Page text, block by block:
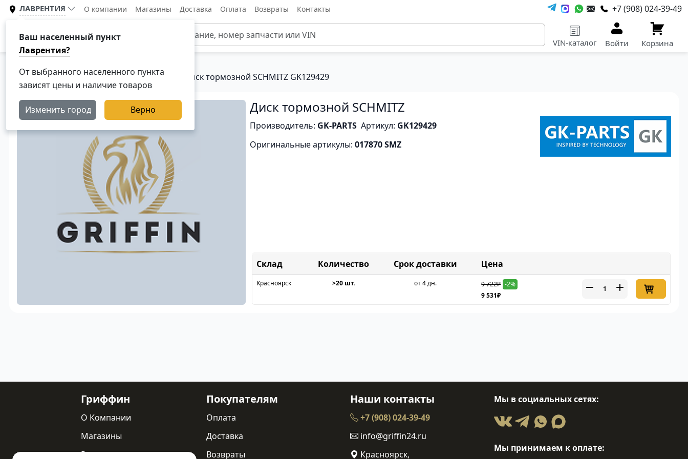
ЛАВРЕНТИЯ
Ваш населенный пункт
Лаврентия?
От выбранного населенного пункта
зависят цены и наличие товаров
Изменить город Верно
О компании Магазины Доставка Оплата Возвраты Контакты +7 (908) 024-39-49
Каталог
VIN-каталог Войти Корзина
Главная Каталог Тормозная система Диск тормозной SCHMITZ GK129429
Диск тормозной SCHMITZ
Производитель: GK-PARTS Артикул: GK129429
Оригинальные артикулы:017870 SMZ
Склад Срок доставки Цена
Красноярск >20 шт. от 4 дн. 9 722₽ -2%
9 531₽
Гриффин
О Компании
Магазины
Реквизиты
Покупателям
Оплата
Доставка
Возвраты
Наши контакты
+7 (908) 024-39-49
info@griffin24.ru
Красноярск,
Мы в социальных сетях:
Мы принимаем к оплате: